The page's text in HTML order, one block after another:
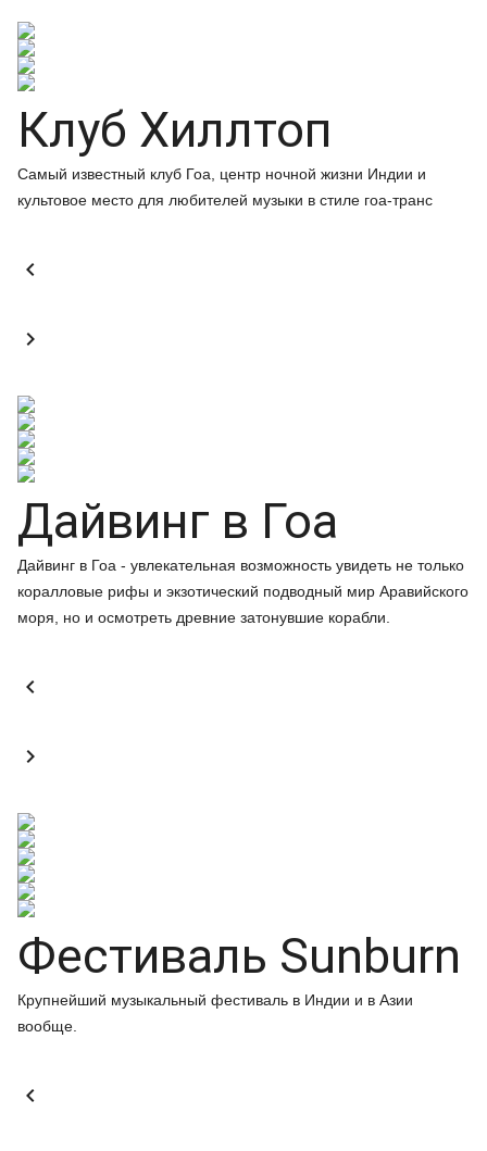
Клуб Хиллтоп
Самый известный клуб Гоа, центр ночной жизни Индии и
культовое место для любителей музыки в стиле гоа-транс


Дайвинг в Гоа
Дайвинг в Гоа - увлекательная возможность увидеть не только
коралловые рифы и экзотический подводный мир Аравийского
моря, но и осмотреть древние затонувшие корабли.


Фестиваль Sunburn
Крупнейший музыкальный фестиваль в Индии и в Азии
вообще.
